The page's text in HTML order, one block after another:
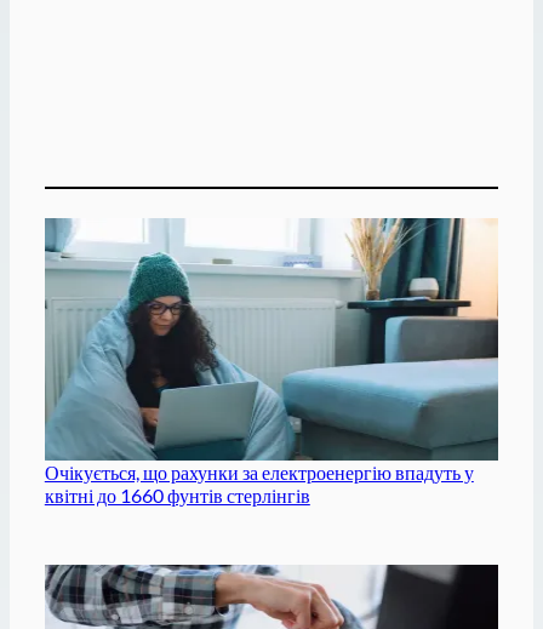
Очікується, що рахунки за електроенергію впадуть у
квітні до 1660 фунтів стерлінгів